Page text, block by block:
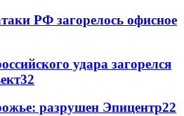
РФ загорелось офисное
удара загорелся
32
разрушен Эпицентр22